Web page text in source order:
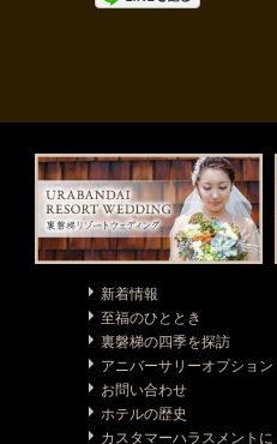
新着情報
至福のひととき
裏磐梯の四季を探訪
アニバーサリーオプション
お問い合わせ
ホテルの歴史
カスタマーハラスメントに